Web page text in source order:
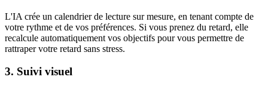
L'IA crée un calendrier de lecture sur mesure, en tenant compte de
votre rythme et de vos préférences. Si vous prenez du retard, elle
recalcule automatiquement vos objectifs pour vous permettre de
rattraper votre retard sans stress.
3. Suivi visuel